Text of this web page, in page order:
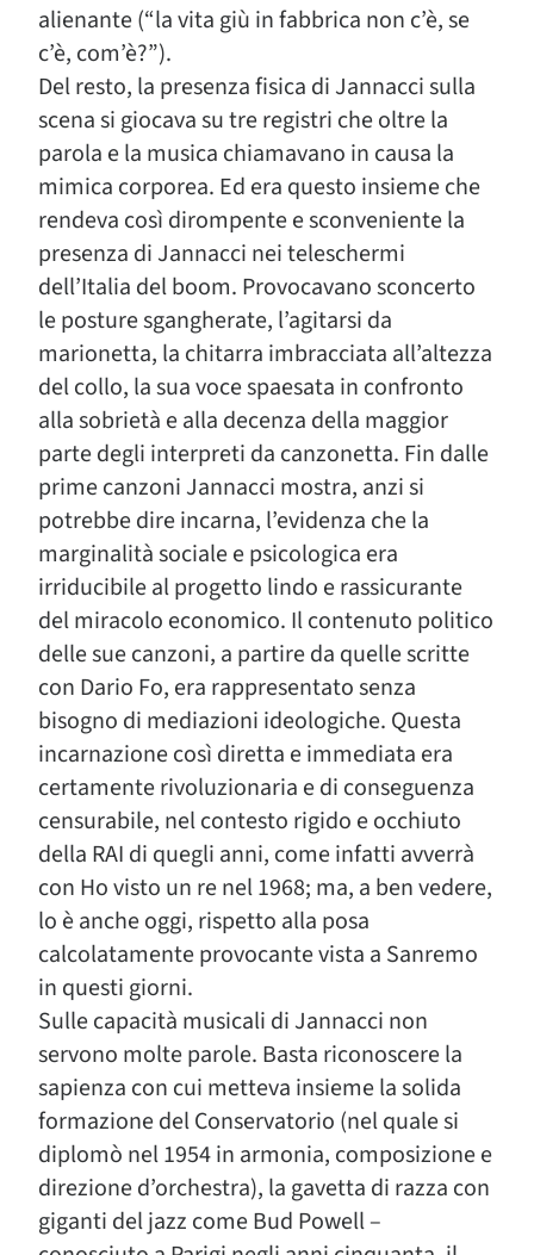
alienante (“la vita giù in fabbrica non c’è, se
c’è, com’è?”).
Del resto, la presenza fisica di Jannacci sulla
scena si giocava su tre registri che oltre la
parola e la musica chiamavano in causa la
mimica corporea. Ed era questo insieme che
rendeva così dirompente e sconveniente la
presenza di Jannacci nei teleschermi
dell’Italia del boom. Provocavano sconcerto
le posture sgangherate, l’agitarsi da
marionetta, la chitarra imbracciata all’altezza
del collo, la sua voce spaesata in confronto
alla sobrietà e alla decenza della maggior
parte degli interpreti da canzonetta. Fin dalle
prime canzoni Jannacci mostra, anzi si
potrebbe dire incarna, l’evidenza che la
marginalità sociale e psicologica era
irriducibile al progetto lindo e rassicurante
del miracolo economico. Il contenuto politico
delle sue canzoni, a partire da quelle scritte
con Dario Fo, era rappresentato senza
bisogno di mediazioni ideologiche. Questa
incarnazione così diretta e immediata era
certamente rivoluzionaria e di conseguenza
censurabile, nel contesto rigido e occhiuto
della RAI di quegli anni, come infatti avverrà
con Ho visto un re nel 1968; ma, a ben vedere,
lo è anche oggi, rispetto alla posa
calcolatamente provocante vista a Sanremo
in questi giorni.
Sulle capacità musicali di Jannacci non
servono molte parole. Basta riconoscere la
sapienza con cui metteva insieme la solida
formazione del Conservatorio (nel quale si
diplomò nel 1954 in armonia, composizione e
direzione d’orchestra), la gavetta di razza con
giganti del jazz come Bud Powell –